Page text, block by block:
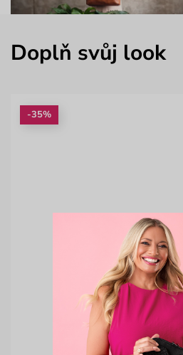
Doplň svůj look
-35%